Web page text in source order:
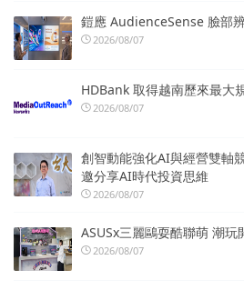
鎧應 AudienceSense 臉部
2026/08/07
HDBank 取得越南歷來最大
2026/08/07
創智動能強化AI與經營雙軸
邀分享AI時代投資思維
2026/08/07
ASUSx三麗鷗耍酷聯萌 潮玩
2026/08/07